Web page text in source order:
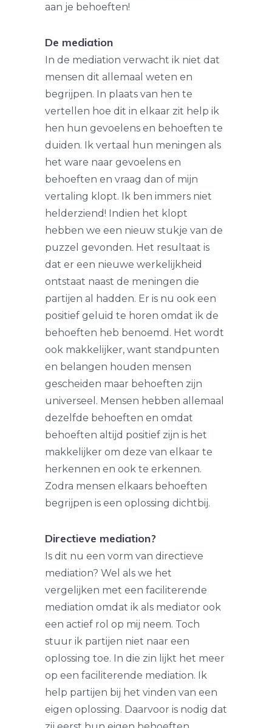
aan je behoeften!
De mediation
In de mediation verwacht ik niet dat
mensen dit allemaal weten en
begrijpen. In plaats van hen te
vertellen hoe dit in elkaar zit help ik
hen hun gevoelens en behoeften te
duiden. Ik vertaal hun meningen als
het ware naar gevoelens en
behoeften en vraag dan of mijn
vertaling klopt. Ik ben immers niet
helderziend! Indien het klopt
hebben we een nieuw stukje van de
puzzel gevonden. Het resultaat is
dat er een nieuwe werkelijkheid
ontstaat naast de meningen die
partijen al hadden. Er is nu ook een
positief geluid te horen omdat ik de
behoeften heb benoemd. Het wordt
ook makkelijker, want standpunten
en belangen houden mensen
gescheiden maar behoeften zijn
universeel. Mensen hebben allemaal
dezelfde behoeften en omdat
behoeften altijd positief zijn is het
makkelijker om deze van elkaar te
herkennen en ook te erkennen.
Zodra mensen elkaars behoeften
begrijpen is een oplossing dichtbij.
Directieve mediation?
Is dit nu een vorm van directieve
mediation? Wel als we het
vergelijken met een faciliterende
mediation omdat ik als mediator ook
een actief rol op mij neem. Toch
stuur ik partijen niet naar een
oplossing toe. In die zin lijkt het meer
op een faciliterende mediation. Ik
help partijen bij het vinden van een
eigen oplossing. Daarvoor is nodig dat